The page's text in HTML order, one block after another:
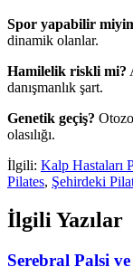
Spor yapabilir
dinamik olanlar.
Hamilelik riskli mi?
danışmanlık şart.
Genetik geçiş?
olasılığı.
İlgili: Kalp Hastaları
Pilates, Şehirdeki
İlgili Yazılar
Serebral Palsi